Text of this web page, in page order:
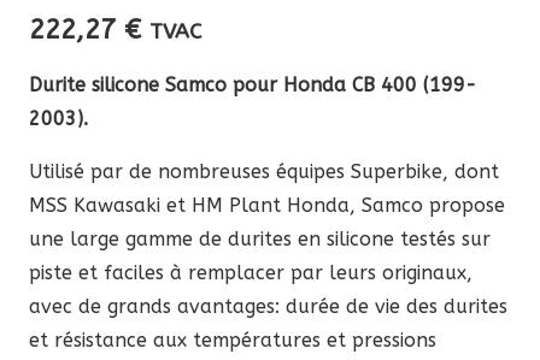
222,27 € TVAC
Durite silicone Samco pour Honda CB 400 (199-
2003).
Utilisé par de nombreuses équipes Superbike, dont
MSS Kawasaki et HM Plant Honda, Samco propose
une large gamme de durites en silicone testés sur
piste et faciles à remplacer par leurs originaux,
avec de grands avantages: durée de vie des durites
et résistance aux températures et pressions